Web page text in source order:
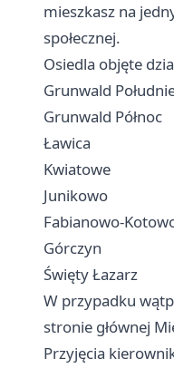
mieszkasz na
społecznej.
Osiedla objęte
Grunwald
Grunwald Północ
Ławica
Kwiatowe
Junikowo
Fabianowo-
Górczyn
Święty Łazarz
W przypadku
stronie głównej
Przyjęcia